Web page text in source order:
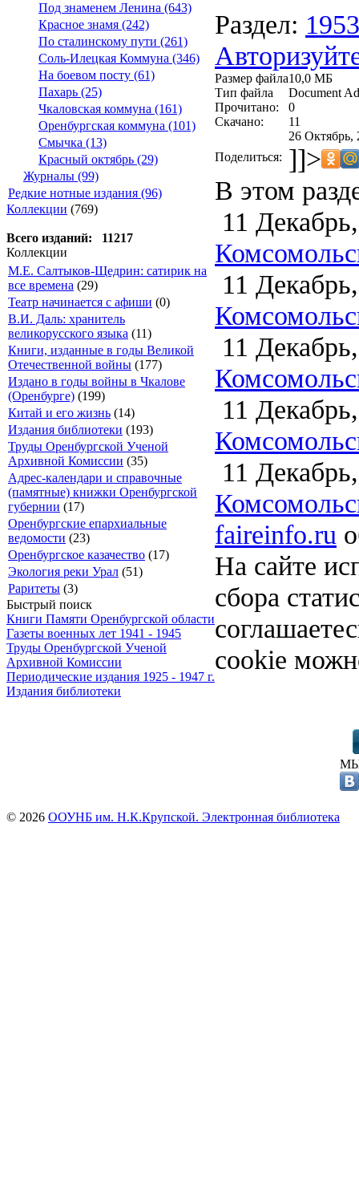
Под знаменем Ленина (643)
Красное знамя (242)
По сталинскому пути (261)
Соль-Илецкая Коммуна (346)
На боевом посту (61)
Пахарь (25)
Чкаловская коммуна (161)
Оренбургская коммуна (101)
Смычка (13)
Красный октябрь (29)
Журналы (99)
Редкие нотные издания (96)
Коллекции (769)
Всего изданий: 11217
Коллекции
М.Е. Салтыков-Щедрин: сатирик на
все времена (29)
Театр начинается с афиши (0)
В.И. Даль: хранитель
великорусского языка (11)
Книги, изданные в годы Великой
Отечественной войны (177)
Издано в годы войны в Чкалове
(Оренбурге) (199)
Китай и его жизнь (14)
Издания библиотеки (193)
Труды Оренбургской Ученой
Архивной Комиссии (35)
Адрес-календари и справочные
(памятные) книжки Оренбургской
губернии (17)
Оренбургские епархиальные
ведомости (23)
Оренбургское казачество (17)
Экология реки Урал (51)
Раритеты (3)
Быстрый поиск
Книги Памяти Оренбургской области
Газеты военных лет 1941 - 1945
Труды Оренбургской Ученой
Архивной Комиссии
Периодические издания 1925 - 1947 г.
Издания библиотеки
Раздел: 1953
Размер файла10,0 МБ
Тип файла
Document
Прочитано:
0
Скачано:
11
26 Октябрь,
Поделиться: ]]>
В этом
11
11
11
11
11
faireinfo.ru
На сайте
сбора
cookie
© 2026 ООУНБ им. Н.К.Крупской. Электронная библиотека